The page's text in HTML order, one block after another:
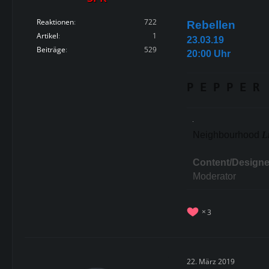
Reaktionen
722
Artikel
1
Beiträge
529
Rebellen
23.03.19
20:00 Uhr
Content/
Moderator
3
22. März 2019